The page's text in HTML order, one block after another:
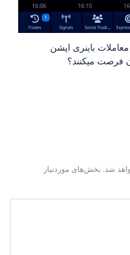
باینری اپشن
فرصت میکنند؟
شد. بخش‌های موردنیاز